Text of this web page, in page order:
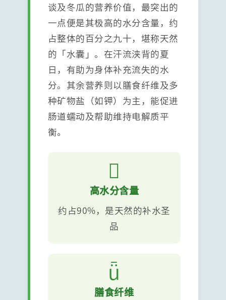
谈及冬瓜的营养价值，最突出的
一点便是其极高的水分含量，约
占整体的百分之九十，堪称天然
的「水囊」。在汗流浃背的夏
日，有助为身体补充流失的水
分。其余营养则以膳食纤维及多
种矿物盐（如钾）为主，能促进
肠道蠕动及帮助维持电解质平
衡。

高水分含量
约占90%，是天然的补水圣
品
ǖ
膳食纤维